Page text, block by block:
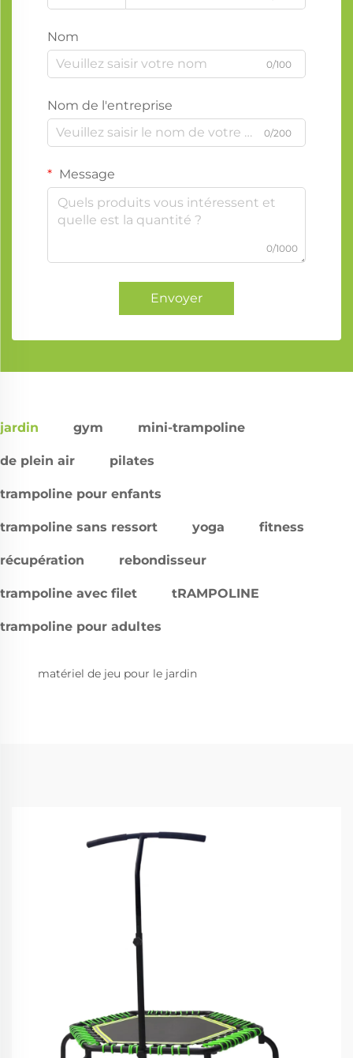
Nom
0/100
Nom de l'entreprise
0/200
Message
0/1000
Envoyer
jardin gym mini-trampoline
de plein air pilates
trampoline pour enfants
trampoline sans ressort yoga fitness
récupération rebondisseur
trampoline avec filet tRAMPOLINE
trampoline pour adultes
matériel de jeu pour le jardin